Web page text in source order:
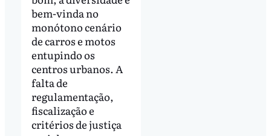
bem-vinda no
monótono cenário
de carros e motos
entupindo os
centros urbanos. A
falta de
regulamentação,
fiscalização e
critérios de justiça